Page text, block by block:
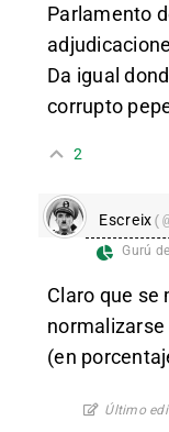
Parlamento
Da igual
corrupto
2
Escreix
Gurú
Claro que se
(en
Último